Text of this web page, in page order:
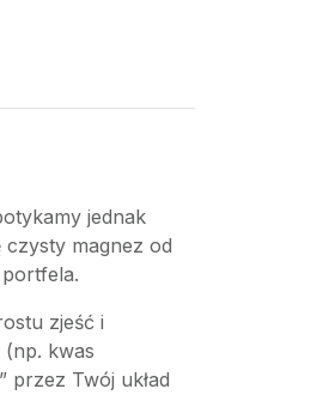
jednak
magnez od
zjeść i
kwas
Twój układ